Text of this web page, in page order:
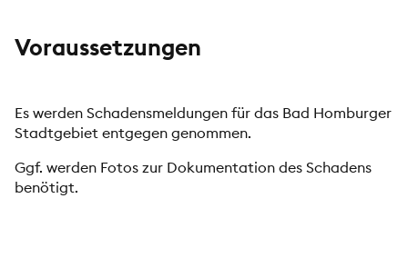
Voraussetzungen
Es werden Schadensmeldungen für das Bad Homburger
Stadtgebiet entgegen genommen.
Ggf. werden Fotos zur Dokumentation des Schadens
benötigt.